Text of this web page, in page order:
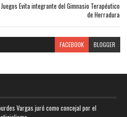
Evita integrante del Gimnasio Terapéutico
de Herradura
FACEBOOK BLOGGER
Vargas juró como concejal por el